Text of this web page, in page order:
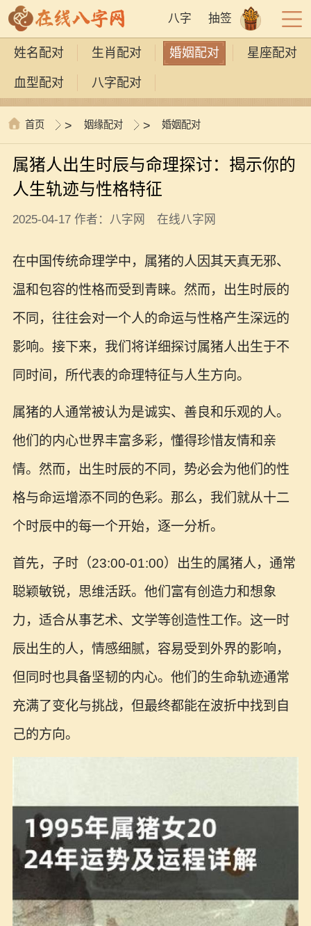
八字 抽签
姓名配对 生肖配对 婚姻配对 星座配对
血型配对 八字配对
首页 > 姻缘配对 > 婚姻配对
属猪人出生时辰与命理探讨：揭示你的
人生轨迹与性格特征
2025-04-17 作者：八字网 在线八字网
在中国传统命理学中，属猪的人因其天真无邪、
温和包容的性格而受到青睐。然而，出生时辰的
不同，往往会对一个人的命运与性格产生深远的
影响。接下来，我们将详细探讨属猪人出生于不
同时间，所代表的命理特征与人生方向。
属猪的人通常被认为是诚实、善良和乐观的人。
他们的内心世界丰富多彩，懂得珍惜友情和亲
情。然而，出生时辰的不同，势必会为他们的性
格与命运增添不同的色彩。那么，我们就从十二
个时辰中的每一个开始，逐一分析。
首先，子时（23:00-01:00）出生的属猪人，通常
聪颖敏锐，思维活跃。他们富有创造力和想象
力，适合从事艺术、文学等创造性工作。这一时
辰出生的人，情感细腻，容易受到外界的影响，
但同时也具备坚韧的内心。他们的生命轨迹通常
充满了变化与挑战，但最终都能在波折中找到自
己的方向。